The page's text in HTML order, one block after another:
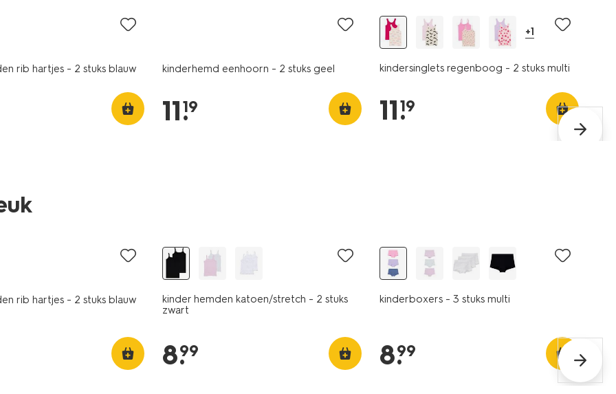
rib hartjes - 2 stuks blauw kinderhemd eenhoorn - 2 stuks geel
11.
19
+1
kindersinglets regenboog - 2 stuks multi
11.
19
rib hartjes - 2 stuks blauw
kinder hemden katoen/stretch - 2 stuks
zwart
8.
99
kinderboxers - 3 stuks multi
8.
99